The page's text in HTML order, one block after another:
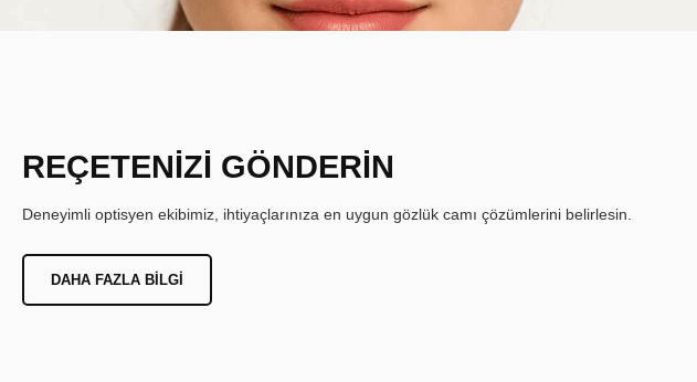
REÇETENİZİ GÖNDERİN
Deneyimli optisyen ekibimiz, ihtiyaçlarınıza en uygun gözlük camı çözümlerini belirlesin.
DAHA FAZLA BILGI